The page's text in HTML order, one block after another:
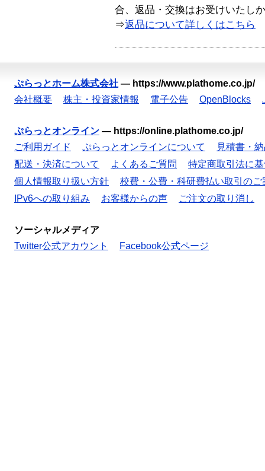
合、返品・交換はお受けいたし
⇒返品について詳しくはこちら
ぷらっとホーム株式会社 — https://www.plathome.co.jp/
会社概要
株主・投資家情報 電子公告 OpenBlocks
ぷらっとオンライン — https://online.plathome.co.jp/
ご利用ガイド
ぷらっとオンラインについて
見積書・
配送・決済について
よくあるご質問
特定商取引法に
個人情報取り扱い方針
校費・公費・科研費払い取引のご
IPv6への取り組み
お客様からの声 ご注文の取り消し
ソーシャルメディア
Twitter公式アカウント
Facebook公式ページ